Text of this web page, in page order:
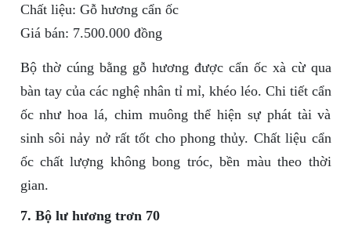
Chất liệu: Gỗ hương cẩn ốc
Giá bán: 7.500.000 đồng
Bộ thờ cúng bằng gỗ hương được cẩn ốc xà cừ qua
bàn tay của các nghệ nhân tỉ mỉ, khéo léo. Chi tiết cẩn
ốc như hoa lá, chim muông thể hiện sự phát tài và
sinh sôi nảy nở rất tốt cho phong thủy. Chất liệu cẩn
ốc chất lượng không bong tróc, bền màu theo thời
gian.
7. Bộ lư hương trơn 70